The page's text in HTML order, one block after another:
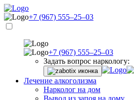
+7 (967) 555–25–03
+7 (967) 555–25–03
Задать вопрос наркологу:
Лечение алкоголизма
Нарколог на дом
Вывод из запоя на дому